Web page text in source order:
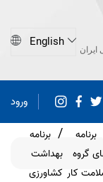
ورود
برنامه
گروه
کار
برنامه
بهداشت
کشاورزی